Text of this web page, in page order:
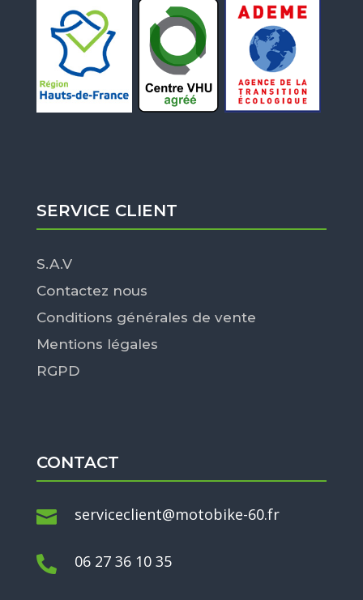
SERVICE CLIENT
S.A.V
Contactez nous
Conditions générales de vente
Mentions légales
RGPD
CONTACT
 serviceclient@motobike-60.fr
 06 27 36 10 35